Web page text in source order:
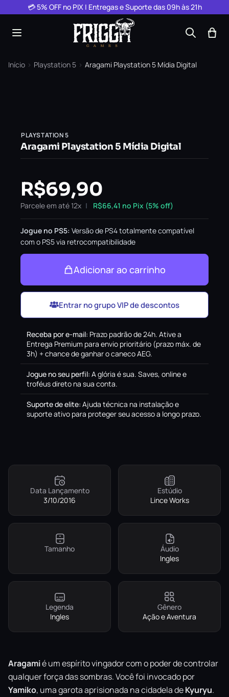
Pular para o conteúdo
💳 5% OFF no PIX | Entregas e Suporte das 09h às 21h
Início › Playstation 5 › Aragami Playstation 5 Mídia Digital
PLAYSTATION 5
Aragami Playstation 5 Mídia Digital
R$69,90
Parcele em até 12x R$66,41 no Pix (5% off)
Jogue no PS5: Versão de PS4 totalmente compatível
com o PS5 via retrocompatibilidade
Adicionar ao carrinho
Entrar no grupo VIP de descontos
Receba por e-mail: Prazo padrão de 24h. Ative a
Entrega Premium para envio prioritário (prazo máx. de
3h) + chance de ganhar o caneco AEG.
Jogue no seu perfil: A glória é sua. Saves, online e
troféus direto na sua conta.
Suporte de elite: Ajuda técnica na instalação e
suporte ativo para proteger seu acesso a longo prazo.
Data Lançamento
3/10/2016
Estúdio
Lince Works
Tamanho
Áudio
Ingles
Legenda
Ingles
Gênero
Ação e Aventura
Aragamié um espírito vingador com o poder de controlar
qualquer força das sombras. Você foi invocado por
Yamiko, uma garota aprisionada na cidadela deKyuryu.